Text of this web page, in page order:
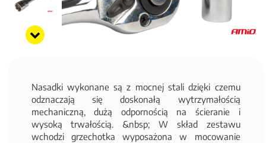
Nasadki wykonane są z mocnej stali dzięki czemu
odznaczają się doskonałą wytrzymałością
mechaniczną, dużą odpornością na ścieranie i
wysoką trwałością. &nbsp; W skład zestawu
wchodzi grzechotka wyposażona w mocowanie